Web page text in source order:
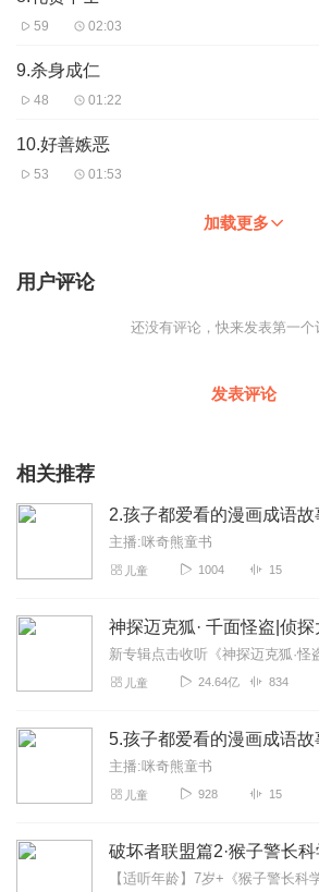
59 02:03
9.杀身成仁
48 01:22
10.好善嫉恶
53 01:53
加载更多
用户评论
还没有评论，快来发表第一个
发表评论
相关推荐
2.孩子都爱看的漫画成语
主播:咪奇熊童书
儿童 1004 15
儿童 24.64亿 834
5.孩子都爱看的漫画成语
主播:咪奇熊童书
儿童 928 15